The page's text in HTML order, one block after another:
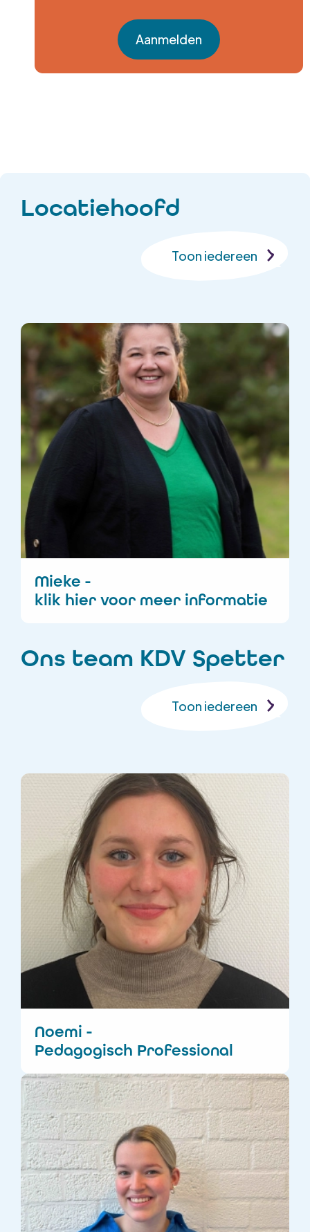
Aanmelden
Locatiehoofd
Toon iedereen
Locatiehoofd
Kinderopvang
Onderwijsassistent
Pedagogisch
Professional
Mieke -
klik hier voor meer informatie
Ons team KDV Spetter
Toon iedereen
Conciërge
Locatiehoofd
Kinderopvang
Onderwijsassistent
Pedagogisch
Professional
Noemi -
Pedagogisch Professional